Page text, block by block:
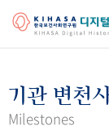
걸어온 길 기관
기관 변천
Milestones